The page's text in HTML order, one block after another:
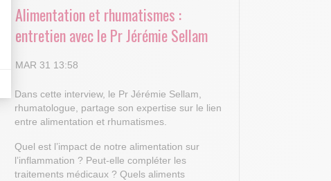
Options
de confidentialité, en garantissant la conformité avec
Alimentation et rhumatismes :
entretien avec le Pr Jérémie Sellam
MAR 31 13:58
Dans cette interview, le Pr Jérémie Sellam,
rhumatologue, partage son expertise sur le lien
entre alimentation et rhumatismes.
Quel est l’impact de notre alimentation sur
l’inflammation ? Peut-elle compléter les
traitements médicaux ? Quels aliments